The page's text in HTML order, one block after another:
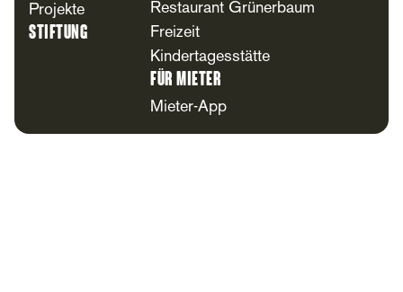
Projekte
Stiftung
Restaurant Grünerbaum
Freizeit
Kindertagesstätte
Für Mieter
Mieter-App